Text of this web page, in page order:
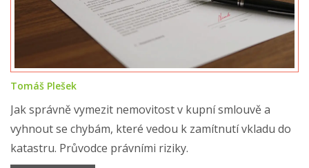
Tomáš Plešek
Jak správně vymezit nemovitost v kupní smlouvě a
vyhnout se chybám, které vedou k zamítnutí vkladu do
katastru. Průvodce právními riziky.